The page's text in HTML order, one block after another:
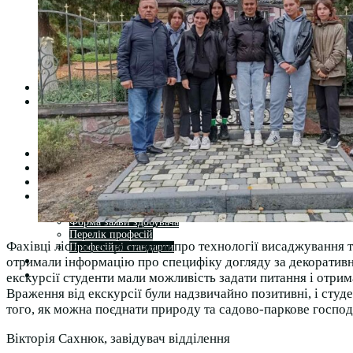
Студентська рада
Документація. Карантин
Документація. Воєнний стан
Центр кар’єри та працевлаштування
Центр дуальної освіти
Неформальна та інформальна освіта
Вступникам
Міжнародне співробітництво
Міжнародне співробітництво для викладачів
Міжнародне співробітництво для студентів
Угоди та договори
Вісник
Контакти
Публічність
Кваліфікаційний центр МФК
Нормативно-правова база
Форма заяви здобувача
Перелік професій
Професійні стандарти
Майстри сервісних центрів
Про формальну, неформальну та інформальну освіту
Фахівці лісництва розповіли про технології
отримали інформацію про специфіку догляду за
екскурсії студенти мали можливість задати питання і
Враження від екскурсії були надзвичайно позитивні, і
того, як можна поєднати природу та садово-паркове
Вікторія Сахнюк, завідувач відділення